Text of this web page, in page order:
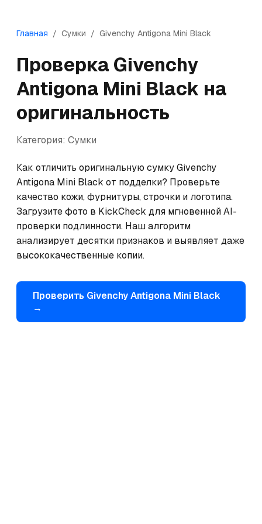
Главная / Сумки / Givenchy Antigona Mini Black
Проверка Givenchy
Antigona Mini Black на
оригинальность
Категория: Сумки
Как отличить оригинальную сумку Givenchy
Antigona Mini Black от подделки? Проверьте
качество кожи, фурнитуры, строчки и логотипа.
Загрузите фото в KickCheck для мгновенной AI-
проверки подлинности. Наш алгоритм
анализирует десятки признаков и выявляет даже
высококачественные копии.
Проверить GivenchyAntigona Mini Black
→